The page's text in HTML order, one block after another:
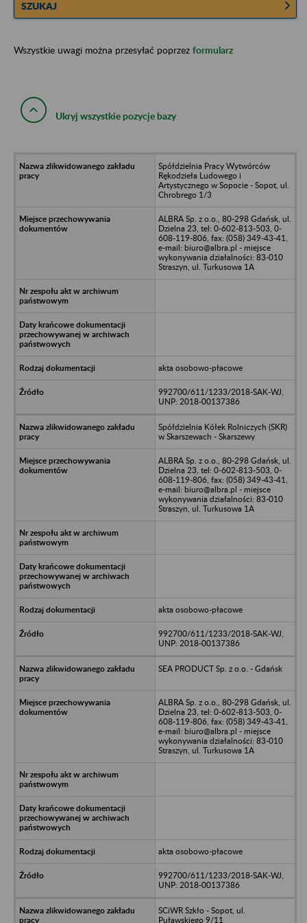
SZUKAJ
Wszystkie uwagi można przesyłać poprzez formularz
Ukryj wszystkie pozycje bazy
Spółdzielnia Pracy Wytwórców
Rękodzieła Ludowego i
Artystycznego w Sopocie - Sopot, ul.
Chrobrego 1/3
ALBRA Sp. z o.o., 80-298 Gdańsk, ul.
Dzielna 23, tel: 0-602-813-503, 0-
608-119-806, fax: (058) 349-43-41,
e-mail: biuro@albra.pl - miejsce
wykonywania działalności: 83-010
Straszyn, ul. Turkusowa 1A
akta osobowo-płacowe
992700/611/1233/2018-SAK-WJ,
UNP: 2018-00137386
Spółdzielnia Kółek Rolniczych (SKR)
w Skarszewach - Skarszewy
ALBRA Sp. z o.o., 80-298 Gdańsk, ul.
Dzielna 23, tel: 0-602-813-503, 0-
608-119-806, fax: (058) 349-43-41,
e-mail: biuro@albra.pl - miejsce
wykonywania działalności: 83-010
Straszyn, ul. Turkusowa 1A
akta osobowo-płacowe
992700/611/1233/2018-SAK-WJ,
UNP: 2018-00137386
SEA PRODUCT Sp. z o.o. - Gdańsk
ALBRA Sp. z o.o., 80-298 Gdańsk, ul.
Dzielna 23, tel: 0-602-813-503, 0-
608-119-806, fax: (058) 349-43-41,
e-mail: biuro@albra.pl - miejsce
wykonywania działalności: 83-010
Straszyn, ul. Turkusowa 1A
akta osobowo-płacowe
992700/611/1233/2018-SAK-WJ,
UNP: 2018-00137386
SCiWR Szkło - Sopot, ul.
Puławskiego 9/11